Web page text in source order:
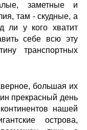
заметные и
там - скудные, а
ли у кого хватит
себе всю эту
транспортных
большая их
прекрасный день
нашей
острова,